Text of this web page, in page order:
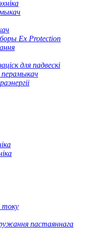
Ex Protection
для падвескі
току
пастаяннага